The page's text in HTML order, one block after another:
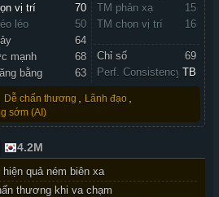
vị trí
70
léo
50
64
mạnh
68
bằng
63
TM phản xạ
15
TM chọn vị trí
16
Chỉ số
69
Perf. Consistency TB
Dễ chấn thương Lãnh đạo
sớm (AI)
4.2M
quả ném biên xa
thương khi va chạm